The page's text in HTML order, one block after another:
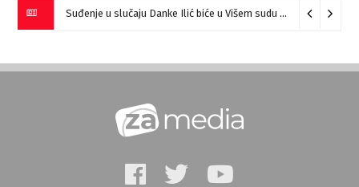
Suđenje u slučaju Danke Ilić biće u Višem sudu u Negotinu?